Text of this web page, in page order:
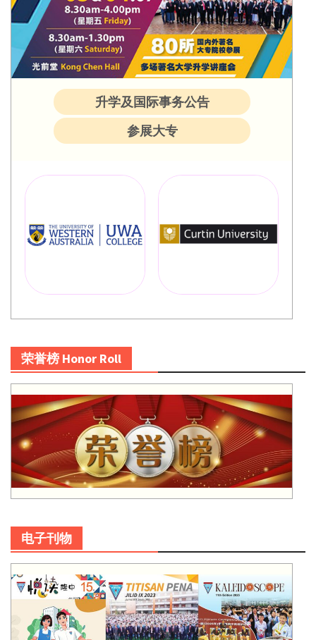
升学及国际事务公告
参展大专
荣誉榜 Honor Roll
电子刊物